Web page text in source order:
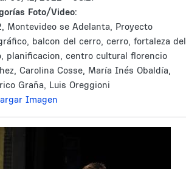
Foto/Video:
Montevideo se Adelanta, Proyecto
balcon del cerro, cerro, fortaleza del
planificacion, centro cultural florencio
Carolina Cosse, María Inés Obaldía,
Graña, Luis Oreggioni
Imagen